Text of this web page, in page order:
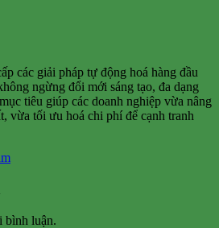
các giải pháp tự động hoá hàng đầu
ngừng đổi mới sáng tạo, đa dạng
tiêu giúp các doanh nghiệp vừa nâng
vừa tối ưu hoá chi phí để cạnh tranh
bình luận.